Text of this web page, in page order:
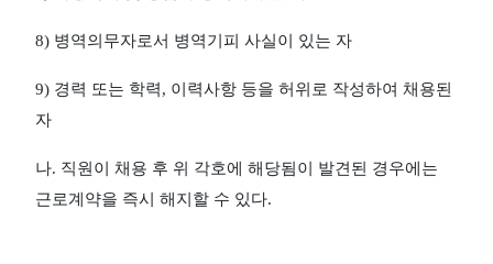
8) 병역의무자로서 병역기피 사실이 있는 자
9) 경력 또는 학력, 이력사항 등을 허위로 작성하여 채용된
자
나. 직원이 채용 후 위 각호에 해당됨이 발견된 경우에는
근로계약을 즉시 해지할 수 있다.